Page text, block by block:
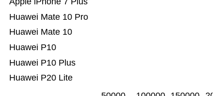
Huawei P20 Lite
Huawei P10 Plus
Huawei P10
Huawei Mate 10
Huawei Mate 10 Pro